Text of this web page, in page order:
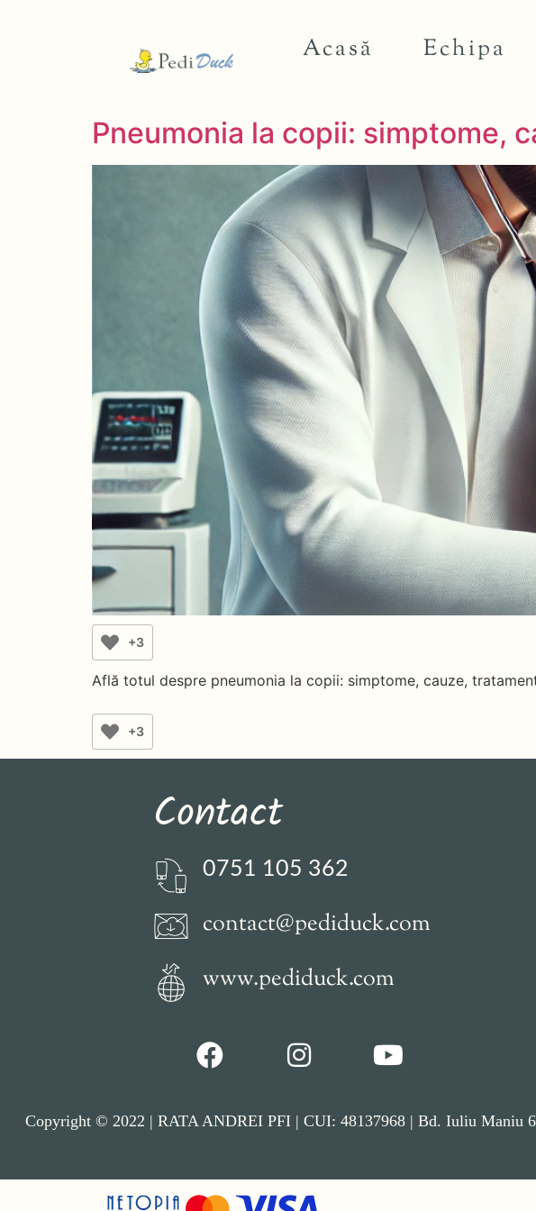
Acasă Echipa
Pneumonia la copii: simptome,
+3
Află totul despre pneumonia la copii: simptome, cauze,
+3
Contact
0751 105 362
contact@pediduck.com
www.pediduck.com
Copyright © 2022 | RATA ANDREI PFI | CUI: 48137968 | Bd. Iuliu Maniu